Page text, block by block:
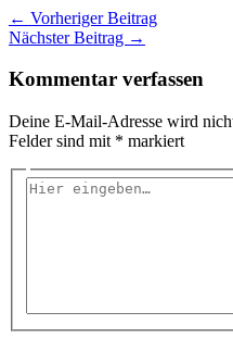
← Vorheriger Beitrag
Nächster Beitrag →
Kommentar verfassen
Deine E-Mail-Adresse wird
Felder sind mit * markiert
Hier